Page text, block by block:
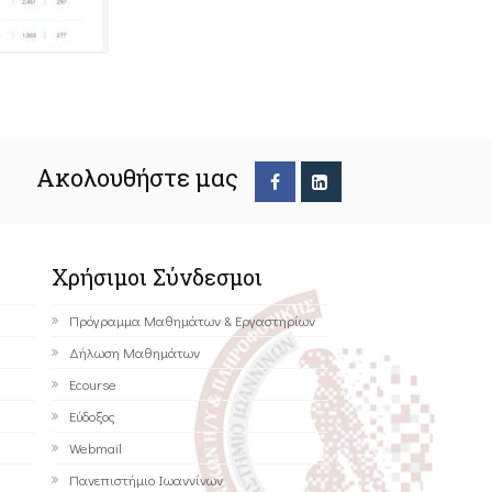
Ακολουθήστε μας
Χρήσιμοι Σύνδεσμοι
Πρόγραμμα Μαθημάτων & Εργαστηρίων
Δήλωση Μαθημάτων
Ecourse
Εύδοξος
Webmail
Πανεπιστήμιο Ιωαννίνων